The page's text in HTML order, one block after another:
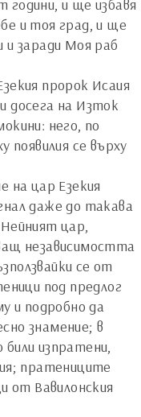
и ще избавя
и тоя град, и ще
и заради Моя раб
пророк Исаия
досега на Изток
него, по
появилия се върху
на цар Езекия
даже до такава
цар,
независимостта
се от
под предлог
и подробно да
знамение; в
изпратени,
пратениците
от Вавилонския